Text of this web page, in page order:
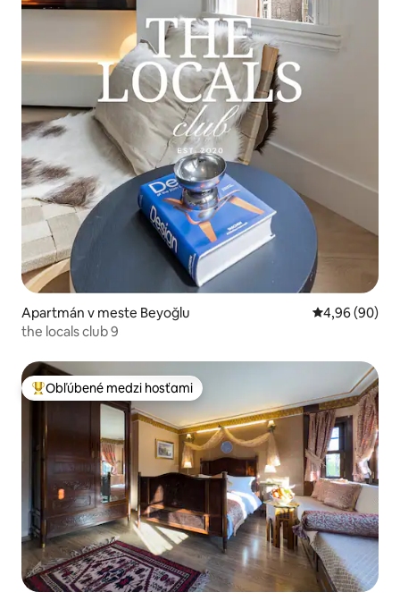
Apartmán v meste Beyoğlu Priemerné
4,96 (90)
the locals club 9
Najobľúbenejšie medzi hosťami
Obľúbené medzi hosťami